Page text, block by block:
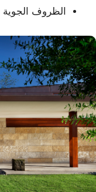
الظروف الجوية